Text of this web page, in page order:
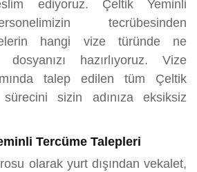
ediyoruz. Çeltik Yeminli
tecrübesinden
hangi vize türünde ne
hazırlıyoruz. Vize
talep edilen tüm Çeltik
sizin adınıza eksiksiz
Tercüme Talepleri
olarak yurt dışından vekalet,